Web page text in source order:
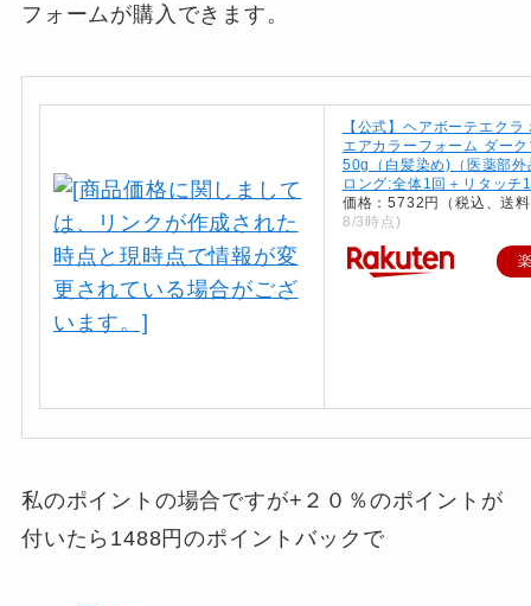
フォームが購入できます。
【公式】ヘアボーテエク
エアカラーフォーム ダー
50g（白髪染め)（医薬部
ロング:全体1回＋リタッチ
価格：5732円（税込、送
8/3時点)
私のポイントの場合ですが+２０％のポイントが
付いたら1488円のポイントバックで